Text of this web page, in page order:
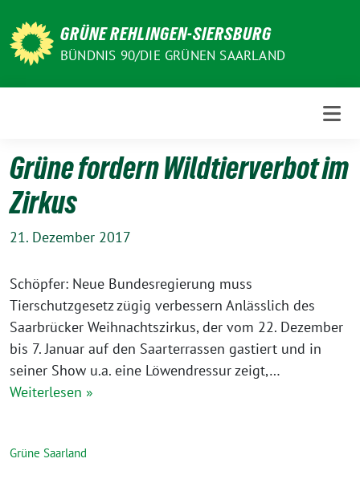
zum
Inhalt
GRÜNE REHLINGEN-SIERSBURG
BÜNDNIS 90/DIE GRÜNEN SAARLAND
Grüne fordern Wildtierverbot im
Zirkus
21. Dezember 2017
Schöpfer: Neue Bundesregierung muss
Tierschutzgesetz zügig verbessern Anlässlich des
Saarbrücker Weihnachtszirkus, der vom 22. Dezember
bis 7. Januar auf den Saarterrassen gastiert und in
seiner Show u.a. eine Löwendressur zeigt,…
Weiterlesen »
Grüne Saarland